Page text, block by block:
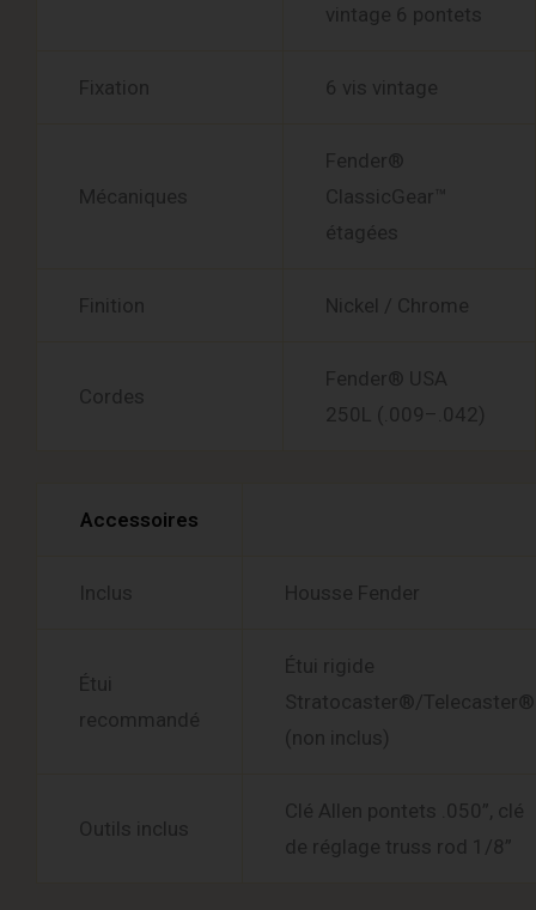
vintage 6 pontets
Fixation 6 vis vintage
Mécaniques
Fender®
ClassicGear™
étagées
Finition Nickel / Chrome
Cordes
Fender® USA
250L (.009–.042)
Accessoires
Inclus Housse Fender
Étui
recommandé
Étui rigide
Stratocaster®/Telecaster®
(non inclus)
Outils inclus
Clé Allen pontets .050”, clé
de réglage truss rod 1/8”